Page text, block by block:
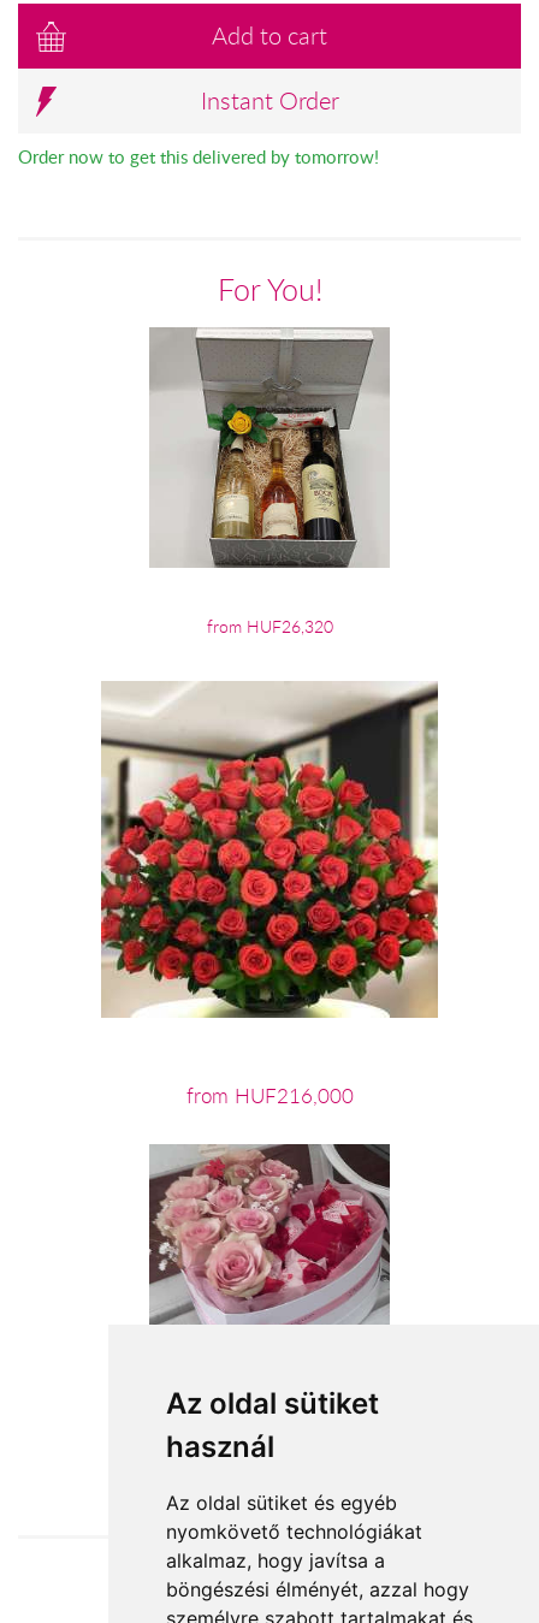
Az oldal sütiket
használ
Az oldal sütiket és egyéb
nyomkövető technológiákat
alkalmaz, hogy javítsa a
böngészési élményét, azzal hogy
személyre szabott tartalmakat és
Add to cart
Instant Order
Order now to get this delivered by tomorrow!
For You!
from HUF26,320
from HUF216,000
from HUF39,200
Accepted payment methods